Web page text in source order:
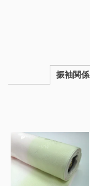
振袖関係